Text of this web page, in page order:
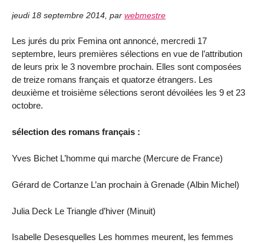
jeudi 18 septembre 2014 par webmestre
Les jurés du prix Femina ont annoncé, mercredi 17
septembre, leurs premières sélections en vue de l’attribution
de leurs prix le 3 novembre prochain. Elles sont composées
de treize romans français et quatorze étrangers. Les
deuxième et troisième sélections seront dévoilées les 9 et 23
octobre.
sélection des romans français :
Yves Bichet L’homme qui marche (Mercure de France)
Gérard de Cortanze L’an prochain à Grenade (Albin Michel)
Julia Deck Le Triangle d’hiver (Minuit)
Isabelle Desesquelles Les hommes meurent, les femmes